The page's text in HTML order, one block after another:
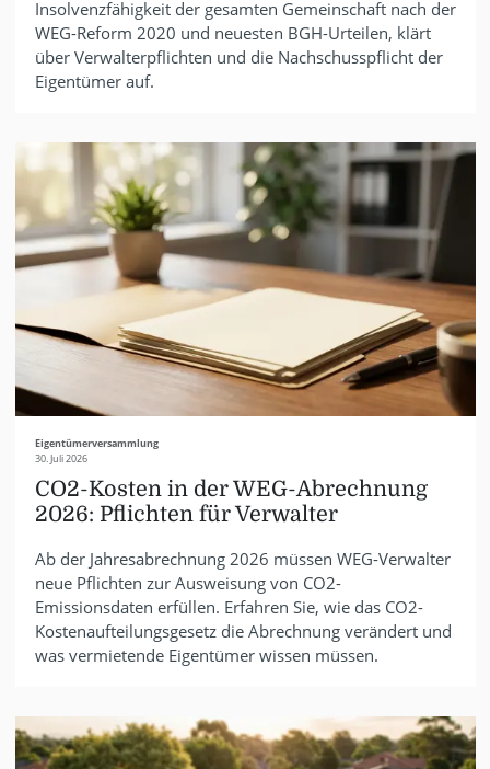
Insolvenzfähigkeit der gesamten Gemeinschaft nach der
WEG-Reform 2020 und neuesten BGH-Urteilen, klärt
über Verwalterpflichten und die Nachschusspflicht der
Eigentümer auf.
Eigentümerversammlung
30. Juli 2026
CO2-Kosten in der WEG-Abrechnung
2026: Pflichten für Verwalter
Ab der Jahresabrechnung 2026 müssen WEG-Verwalter
neue Pflichten zur Ausweisung von CO2-
Emissionsdaten erfüllen. Erfahren Sie, wie das CO2-
Kostenaufteilungsgesetz die Abrechnung verändert und
was vermietende Eigentümer wissen müssen.